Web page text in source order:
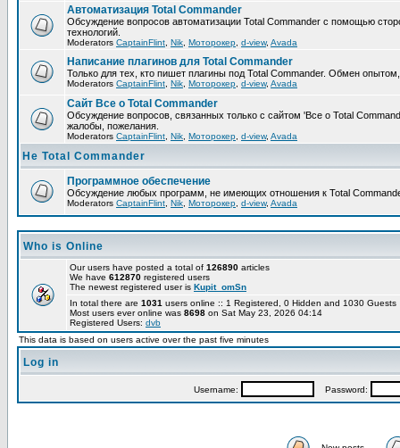
Автоматизация Total Commander
Обсуждение вопросов автоматизации Total Commander с помощью
технологий.
Moderators CaptainFlint Nik Моторокер d-view, Avada
Написание плагинов для Total Commander
Только для тех, кто пишет плагины под Total Commander. Обмен
Moderators CaptainFlint Nik Моторокер d-view, Avada
Сайт Все о Total Commander
Обсуждение вопросов, связанных только с сайтом 'Все о Total
жалобы, пожелания.
Moderators CaptainFlint Nik Моторокер d-view, Avada
Не Total Commander
Программное обеспечение
Обсуждение любых программ, не имеющих отношения к Total
Moderators CaptainFlint Nik Моторокер d-view, Avada
Who is Online
Our users have posted a total of 126890 articles
We have 612870 registered users
The newest registered user is Kupit_omSn
In total there are 1031 users online :: 1 Registered, 0 Hidden and 1030
Most users ever online was 8698 on Sat May 23, 2026 04:14
Registered Users: dvb
This data is based on users active over the past five minutes
Log in
Username: Password: